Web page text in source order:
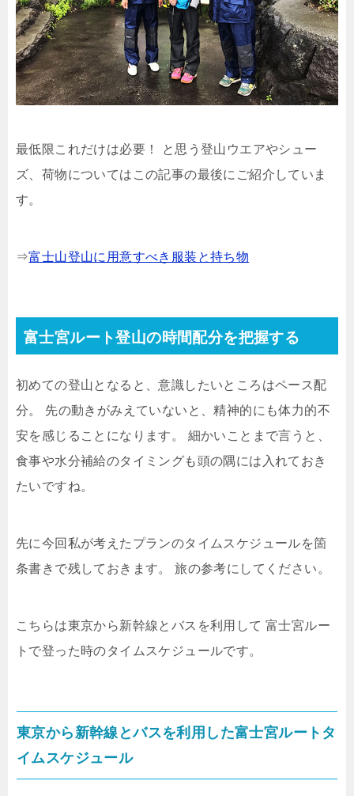
最低限これだけは必要！
と思う登山ウエアやシュー
ズ、荷物についてはこの記事の最後にご紹介していま
す。
⇒富士山登山に用意すべき服装と持ち物
富士宮ルート登山の時間配分を把握する
初めての登山となると、意識したいところはペース配
分。
先の動きがみえていないと、精神的にも体力的不
安を感じることになります。
細かいことまで言うと、
食事や水分補給のタイミングも頭の隅には入れておき
たいですね。
先に今回私が考えたプランのタイムスケジュールを箇
条書きで残しておきます。
旅の参考にしてください。
こちらは東京から新幹線とバスを利用して 富士宮ルー
トで登った時のタイムスケジュールです。
東京から新幹線とバスを利用した富士宮ルートタ
イムスケジュール